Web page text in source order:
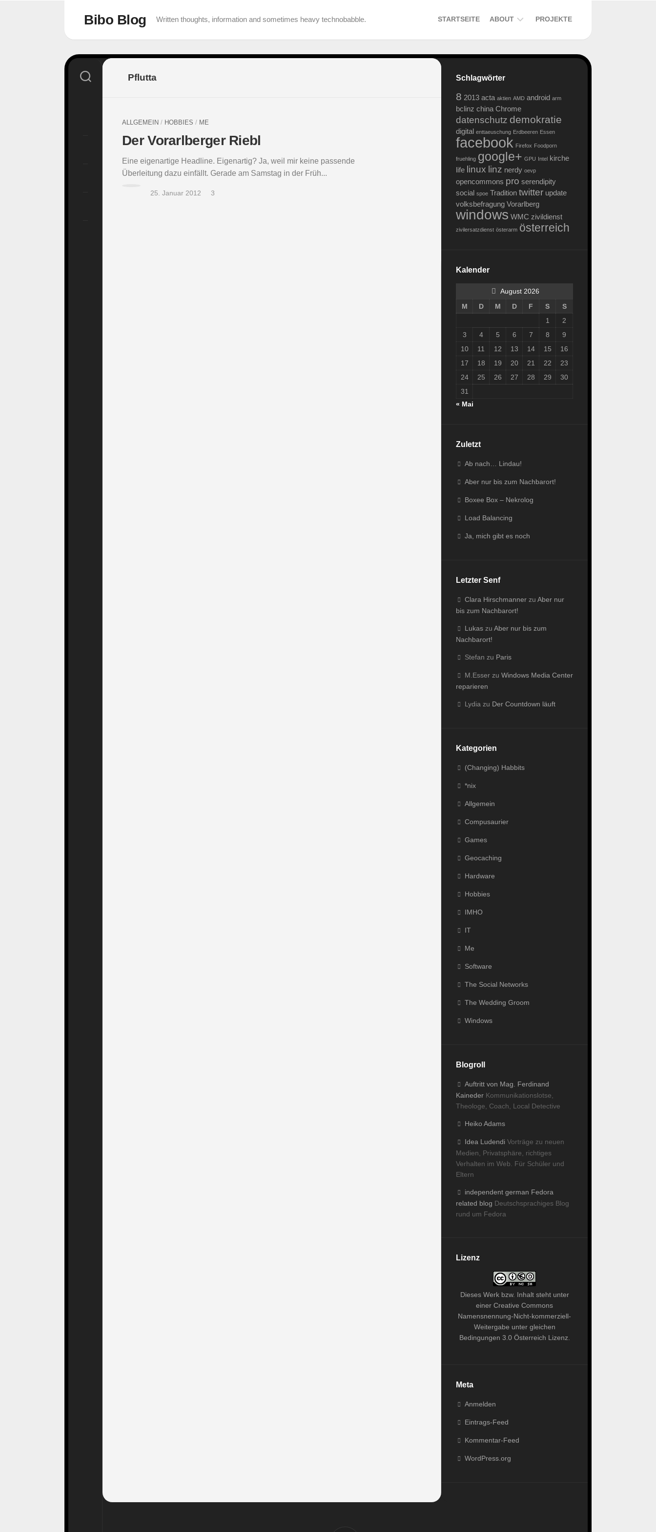
Bibo Blog Written thoughts, information and sometimes heavy technobabble. STARTSEITE ABOUT
ALTE
–
BUCH
DATENSCHUTZERKLÄRUNG
SOCIAL
MEDIA
PLUGINS
PROJEKTE
Pflutta
ALLGEMEIN / HOBBIES / ME
Der Vorarlberger Riebl
Eine eigenartige Headline. Eigenartig? Ja, weil mir keine passende
Überleitung dazu einfällt. Gerade am Samstag in der Früh...
25. Januar 2012 3
Schlagwörter
8 2013 acta aktien AMD android arm
bclinz china Chrome
datenschutz demokratie
digital enttaeuschung Erdbeeren Essen
facebook Firefox Foodporn
fruehling google+ GPU Intel kirche
life linux linz nerdy oevp
opencommons pro serendipity
social spoe Tradition twitter update
volksbefragung Vorarlberg
windows WMC zivildienst
zivilersatzdienst österarm österreich
Kalender
August 2026
M
D M D F S
S
1
2
3
4 5 6 7 8
9
10
11 12 13 14 15
16
17
18 19 20 21 22
23
24
25 26 27 28 29
30
31
« Mai
Zuletzt
Ab nach… Lindau!
Aber nur bis zum Nachbarort!
Boxee Box – Nekrolog
Load Balancing
Ja, mich gibt es noch
Letzter Senf
Clara Hirschmanner zu Aber nur
bis zum Nachbarort!
Lukas zu Aber nur bis zum
Nachbarort!
Stefan zu Paris
M.Esser zu Windows Media Center
reparieren
Lydia zu Der Countdown läuft
Kategorien
(Changing) Habbits
*nix
Allgemein
Compusaurier
Games
Geocaching
Hardware
Hobbies
IMHO
IT
Me
Software
The Social Networks
The Wedding Groom
Windows
Blogroll
Auftritt von Mag. Ferdinand
Kaineder Kommunikationslotse,
Theologe, Coach, Local Detective
Heiko Adams
Idea Ludendi Vorträge zu neuen
Medien, Privatsphäre, richtiges
Verhalten im Web. Für Schüler und
Eltern
independent german Fedora
related blog Deutschsprachiges Blog
rund um Fedora
Lizenz
Dieses Werk bzw. Inhaltsteht unter
einer Creative Commons
Namensnennung-Nicht-kommerziell-
Weitergabe unter gleichen
Bedingungen 3.0 Österreich Lizenz
Meta
Anmelden
Eintrags-Feed
Kommentar-Feed
WordPress.org